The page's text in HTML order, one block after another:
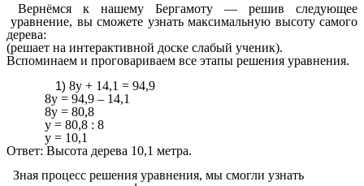
Вернёмся к нашему Бергамоту — решив следующее
уравнение, вы сможете узнать максимальную высоту самого
дерева:
(решает на интерактивной доске слабый ученик).
Вспоминаем и проговариваем все этапы решения уравнения.
8y + 14,1 = 94,9
8у = 94,9 – 14,1
8у = 80,8
у = 80,8 : 8
у = 10,1
Ответ: Высота дерева 10,1 метра.
Зная процесс решения уравнения, мы смогли узнать